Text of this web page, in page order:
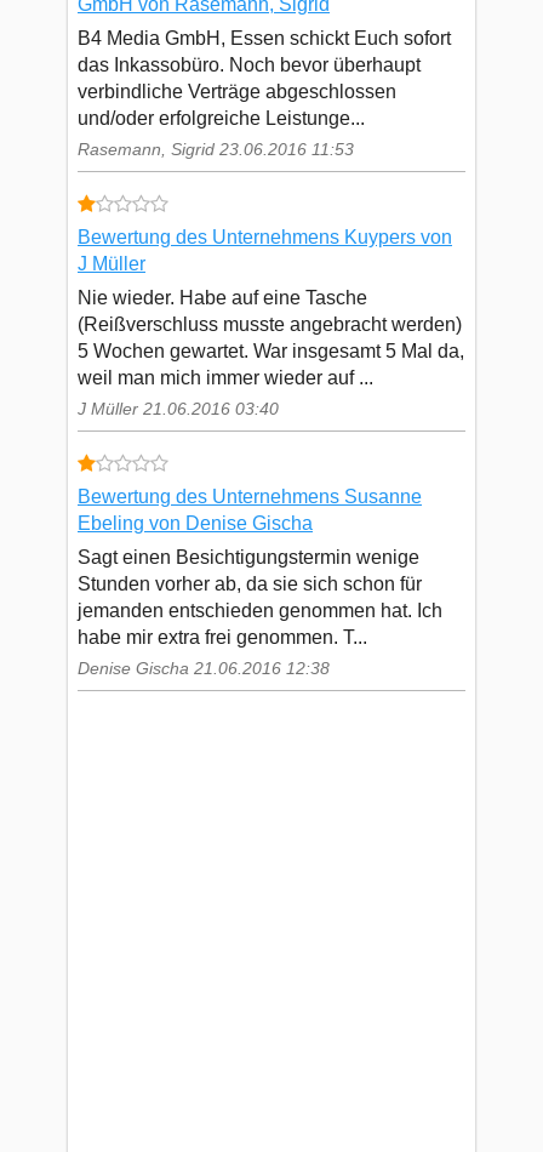
GmbH von Rasemann, Sigrid
B4 Media GmbH, Essen schickt Euch sofort
das Inkassobüro. Noch bevor überhaupt
verbindliche Verträge abgeschlossen
und/oder erfolgreiche Leistunge...
Rasemann, Sigrid 23.06.2016 11:53
Bewertung des Unternehmens Kuypers von
J Müller
Nie wieder. Habe auf eine Tasche
(Reißverschluss musste angebracht werden)
5 Wochen gewartet. War insgesamt 5 Mal da,
weil man mich immer wieder auf ...
J Müller 21.06.2016 03:40
Bewertung des Unternehmens Susanne
Ebeling von Denise Gischa
Sagt einen Besichtigungstermin wenige
Stunden vorher ab, da sie sich schon für
jemanden entschieden genommen hat. Ich
habe mir extra frei genommen. T...
Denise Gischa 21.06.2016 12:38